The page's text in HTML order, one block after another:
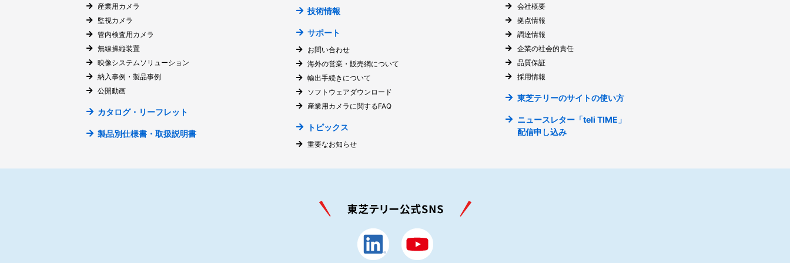
産業用カメラ
監視カメラ
管内検査用カメラ
無線操縦装置
映像システムソリューション
納入事例・製品事例
公開動画
カタログ・リーフレット
製品別仕様書・取扱説明書
技術情報
サポート
お問い合わせ
海外の営業・販売網について
輸出手続きについて
ソフトウェアダウンロード
産業用カメラに関するFAQ
トピックス
重要なお知らせ
会社概要
拠点情報
調達情報
企業の社会的責任
品質保証
採用情報
東芝テリーのサイトの使い方
ニュースレター「teli TIME」
配信申し込み